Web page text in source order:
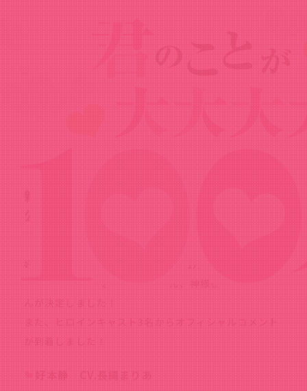
News
新規キャストを発表！キャストコメント
公開中！
好本 静役に長縄まりあさん、栄逢凪乃役に瀬戸麻沙美
さん、薬膳楠莉役に朝井彩加さん、神様役に千葉 繁さ
んが決定しました！
また、ヒロインキャスト3名からオフィシャルコメント
が到着しました！
好本静 CV.長縄まりあ